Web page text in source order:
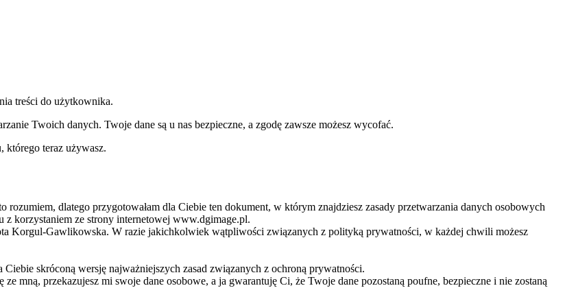
treści do użytkownika.
Twoich danych. Twoje dane są u nas bezpieczne, a zgodę zawsze możesz wycofać.
którego teraz używasz.
rozumiem, dlatego przygotowałam dla Ciebie ten dokument, w którym znajdziesz zasady przetwarzania danych osobowych
korzystaniem ze strony internetowej www.dgimage.pl.
Korgul-Gawlikowska. W razie jakichkolwiek wątpliwości związanych z polityką prywatności, w każdej chwili możesz
skróconą wersję najważniejszych zasad związanych z ochroną prywatności.
mną, przekazujesz mi swoje dane osobowe, a ja gwarantuję Ci, że Twoje dane pozostaną poufne, bezpieczne i nie zostaną